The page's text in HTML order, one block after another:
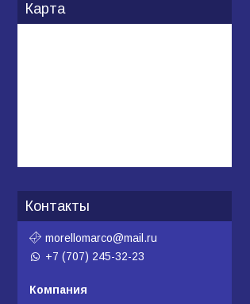
Карта
Контакты
morellomarco@mail.ru
+7 (707) 245-32-23